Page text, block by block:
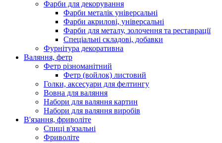
Фарби для декорування
Фарби металік універсальні
Фарби акрилові, універсальні
Фарби для металу, золочення та реставрації
Спеціальні складові, добавки
Фурнітура декоративна
Валяння, фетр
Фетр різноманітний
Фетр (войлок) листовий
Голки, аксесуари для фелтингу
Вовна для валяння
Набори для валяння картин
Набори для валяння виробів
В'язання, фриволіте
Спиці в'язальні
Фриволіте